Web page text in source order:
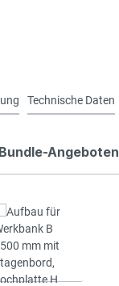
Technische Daten
Angeboten